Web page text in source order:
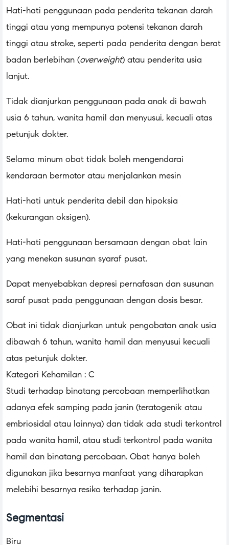
Hati-hati penggunaan pada penderita tekanan darah
tinggi atau yang mempunya potensi tekanan darah
tinggi atau stroke, seperti pada penderita dengan berat
badan berlebihan (overweight) atau penderita usia
lanjut.
Tidak dianjurkan penggunaan pada anak di bawah
usia 6 tahun, wanita hamil dan menyusui, kecuali atas
petunjuk dokter.
Selama minum obat tidak boleh mengendarai
kendaraan bermotor atau menjalankan mesin
Hati-hati untuk penderita debil dan hipoksia
(kekurangan oksigen).
Hati-hati penggunaan bersamaan dengan obat lain
yang menekan susunan syaraf pusat.
Dapat menyebabkan depresi pernafasan dan susunan
saraf pusat pada penggunaan dengan dosis besar.
Obat ini tidak dianjurkan untuk pengobatan anak usia
dibawah 6 tahun, wanita hamil dan menyusui kecuali
atas petunjuk dokter.
Kategori Kehamilan : C
Studi terhadap binatang percobaan memperlihatkan
adanya efek samping pada janin (teratogenik atau
embriosidal atau lainnya) dan tidak ada studi terkontrol
pada wanita hamil, atau studi terkontrol pada wanita
hamil dan binatang percobaan. Obat hanya boleh
digunakan jika besarnya manfaat yang diharapkan
melebihi besarnya resiko terhadap janin.
Segmentasi
Biru